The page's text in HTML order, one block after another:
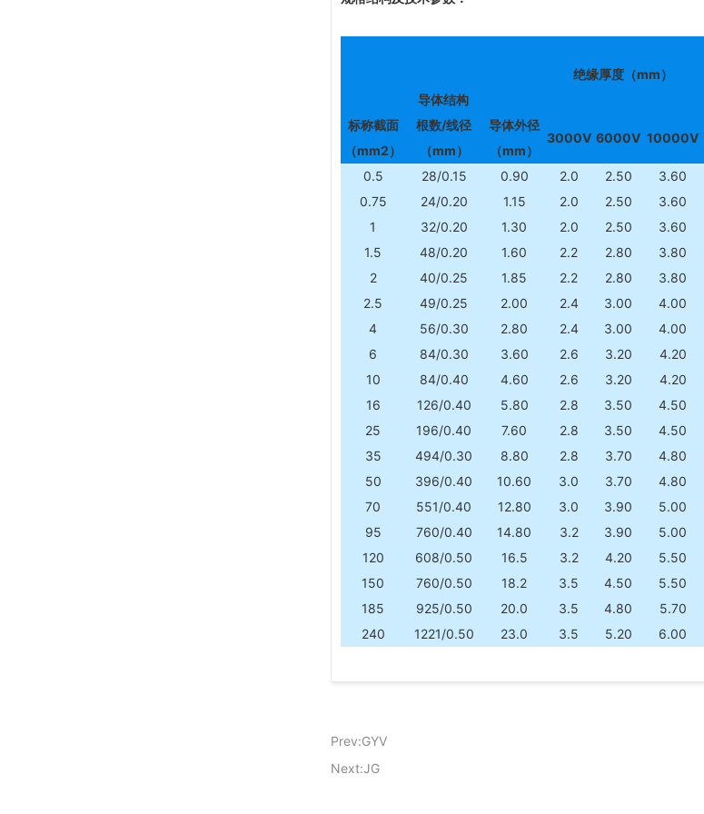
导体结构
绝缘厚度（mm）
标称截面
（mm2）
根数/线径
（mm）
导体外径
（mm）
3000V 6000V 10000V
0.5 28/0.15 0.90 2.0 2.50 3.60
0.75
24/0.20 1.15 2.0 2.50 3.60
1
32/0.20 1.30 2.0 2.50 3.60
1.5
48/0.20 1.60 2.2 2.80 3.80
2
40/0.25 1.85 2.2 2.80 3.80
2.5
49/0.25 2.00 2.4 3.00 4.00
4
56/0.30 2.80 2.4 3.00 4.00
6
84/0.30 3.60 2.6 3.20 4.20
10
84/0.40 4.60 2.6 3.20 4.20
16
126/0.40 5.80 2.8 3.50 4.50
25
196/0.40 7.60 2.8 3.50 4.50
35
494/0.30 8.80 2.8 3.70 4.80
50
396/0.40 10.60 3.0 3.70 4.80
70
551/0.40 12.80 3.0 3.90 5.00
95
760/0.40 14.80 3.2 3.90 5.00
120
608/0.50 16.5 3.2 4.20 5.50
150
760/0.50 18.2 3.5 4.50 5.50
185
925/0.50 20.0 3.5 4.80 5.70
240
1221/0.50 23.0 3.5 5.20 6.00
Prev:GYV
Next:JG